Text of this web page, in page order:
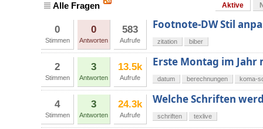
Alle Fragen Aktive
0
Stimmen
0
Antworten
583
Aufrufe
Footnote-DW Stil
zitation biber
2
Stimmen
3
Antworten
13.5k
Aufrufe
Erste Montag im
datum berechnungen koma-
4
Stimmen
3
Antworten
24.3k
Aufrufe
Welche Schriften
schriften texlive